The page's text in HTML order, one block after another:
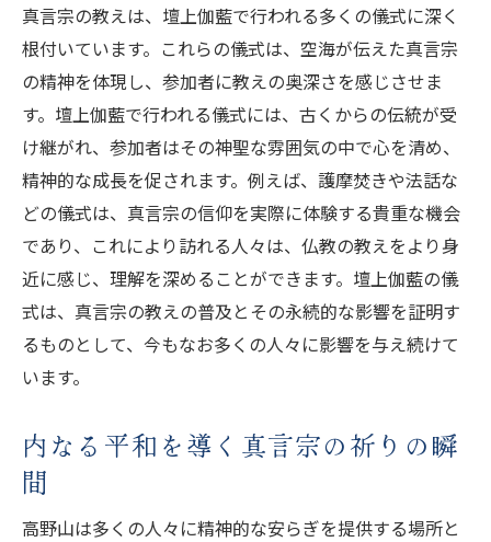
真言宗の教えは、壇上伽藍で行われる多くの儀式に深く
根付いています。これらの儀式は、空海が伝えた真言宗
の精神を体現し、参加者に教えの奥深さを感じさせま
す。壇上伽藍で行われる儀式には、古くからの伝統が受
け継がれ、参加者はその神聖な雰囲気の中で心を清め、
精神的な成長を促されます。例えば、護摩焚きや法話な
どの儀式は、真言宗の信仰を実際に体験する貴重な機会
であり、これにより訪れる人々は、仏教の教えをより身
近に感じ、理解を深めることができます。壇上伽藍の儀
式は、真言宗の教えの普及とその永続的な影響を証明す
るものとして、今もなお多くの人々に影響を与え続けて
います。
内なる平和を導く真言宗の祈りの瞬
間
高野山は多くの人々に精神的な安らぎを提供する場所と